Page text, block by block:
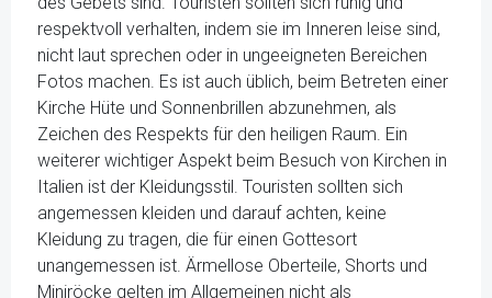
respektvoll verhalten, indem sie im Inneren leise sind,
nicht laut sprechen oder in ungeeigneten Bereichen
Fotos machen. Es ist auch üblich, beim Betreten einer
Kirche Hüte und Sonnenbrillen abzunehmen, als
Zeichen des Respekts für den heiligen Raum. Ein
weiterer wichtiger Aspekt beim Besuch von Kirchen in
Italien ist der Kleidungsstil. Touristen sollten sich
angemessen kleiden und darauf achten, keine
Kleidung zu tragen, die für einen Gottesort
unangemessen ist. Ärmellose Oberteile, Shorts und
Miniröcke gelten im Allgemeinen nicht als